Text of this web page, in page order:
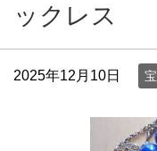
ックレス
2025年12月10日